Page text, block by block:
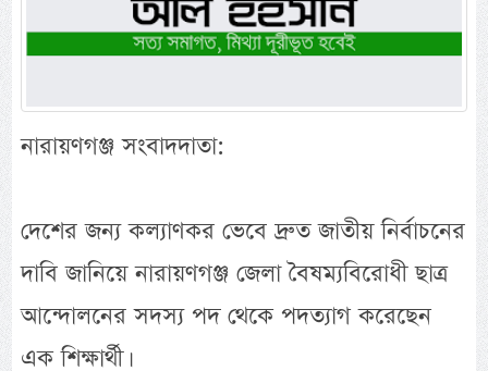
নারায়ণগঞ্জ সংবাদদাতা:
দেশের জন্য কল্যাণকর ভেবে দ্রুত জাতীয় নির্বাচনের
দাবি জানিয়ে নারায়ণগঞ্জ জেলা বৈষম্যবিরোধী ছাত্র
আন্দোলনের সদস্য পদ থেকে পদত্যাগ করেছেন
এক শিক্ষার্থী।